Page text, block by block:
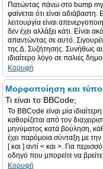
Πατώντας πάνω στο bump
φαίνεται ότι είναι
λειτουργία είναι
δεν έχει αλλάξει κάτι. Είναι
απαντώντας σε αυτό.
της Δ. Συζήτησης. Συνήθως
ιδιαίτερο λόγο σε παλιές
Κορυφή
Μορφοποίηση και
Τι είναι το BBCode;
Το BBCode είναι μία
καθορίζεται από τον
μηνύματος κατά βούληση,
έχει παρόμοια σύνταξη με
[ και ] αντί < και >. Για
οδηγό που μπορείτε να
Κορυφή